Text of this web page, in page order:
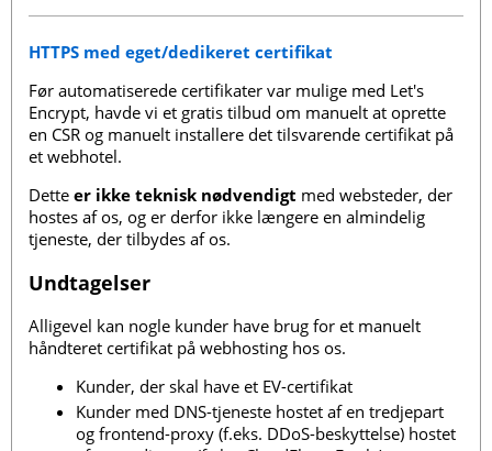
HTTPS med eget/dedikeret certifikat
Før automatiserede certifikater var mulige med Let's
Encrypt, havde vi et gratis tilbud om manuelt at oprette
en CSR og manuelt installere det tilsvarende certifikat på
et webhotel.
Dette er ikke teknisk nødvendigt med websteder, der
hostes af os, og er derfor ikke længere en almindelig
tjeneste, der tilbydes af os.
Undtagelser
Alligevel kan nogle kunder have brug for et manuelt
håndteret certifikat på webhosting hos os.
Kunder, der skal have et EV-certifikat
Kunder med DNS-tjeneste hostet af en tredjepart
og frontend-proxy (f.eks. DDoS-beskyttelse) hostet